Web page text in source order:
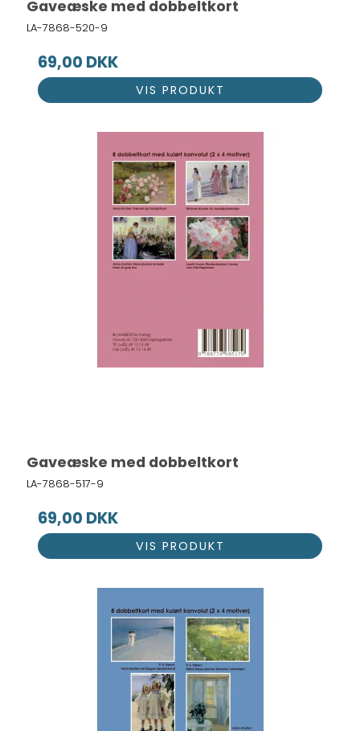
Gaveæske med dobbeltkort
LA-7868-520-9
69,00 DKK
VIS PRODUKT
Gaveæske med dobbeltkort
LA-7868-517-9
69,00 DKK
VIS PRODUKT